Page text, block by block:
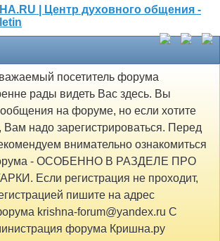
посетитель форума
рады видеть Вас здесь. Вы
на форуме, но если хотите
Вам надо зарегистрироваться. Перед
внимательно ознакомиться
- ОСОБЕННО В РАЗДЕЛЕ ПРО
Если регистрация не проходит,
пишите на адрес
krishna-forum@yandex.ru С
форума Кришна.ру